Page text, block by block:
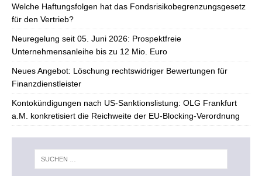
Welche Haftungsfolgen hat das Fondsrisikobegrenzungsgesetz
für den Vertrieb?
Neuregelung seit 05. Juni 2026: Prospektfreie
Unternehmensanleihe bis zu 12 Mio. Euro
Neues Angebot: Löschung rechtswidriger Bewertungen für
Finanzdienstleister
Kontokündigungen nach US-Sanktionslistung: OLG Frankfurt
a.M. konkretisiert die Reichweite der EU-Blocking-Verordnung